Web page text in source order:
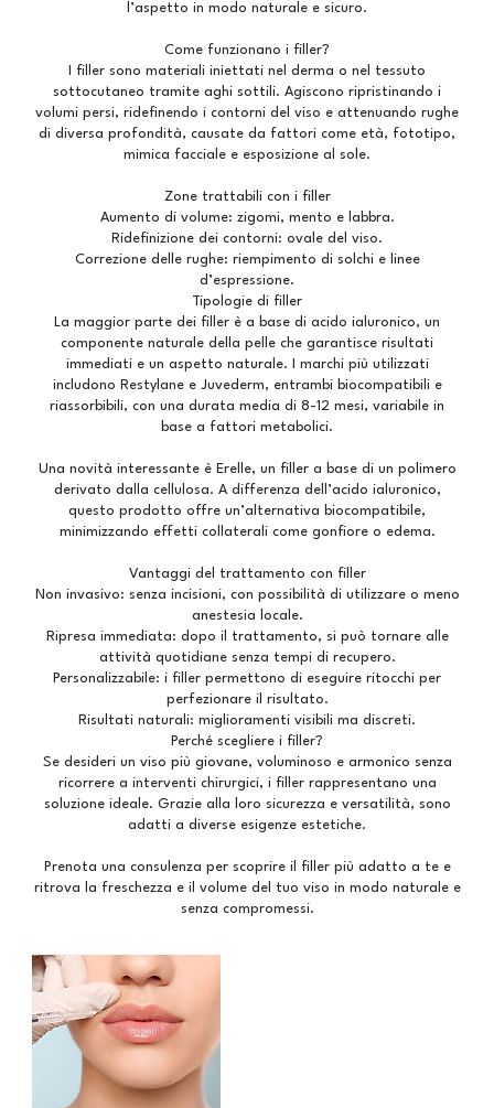
l’aspetto in modo naturale e sicuro.
Come funzionano i filler?
I filler sono materiali iniettati nel derma o nel tessuto
sottocutaneo tramite aghi sottili. Agiscono ripristinando i
volumi persi, ridefinendo i contorni del viso e attenuando rughe
di diversa profondità, causate da fattori come età, fototipo,
mimica facciale e esposizione al sole.
Zone trattabili con i filler
Aumento di volume: zigomi, mento e labbra.
Ridefinizione dei contorni: ovale del viso.
Correzione delle rughe: riempimento di solchi e linee
d’espressione.
Tipologie di filler
La maggior parte dei filler è a base di acido ialuronico, un
componente naturale della pelle che garantisce risultati
immediati e un aspetto naturale. I marchi più utilizzati
includono Restylane e Juvederm, entrambi biocompatibili e
riassorbibili, con una durata media di 8-12 mesi, variabile in
base a fattori metabolici.
Una novità interessante è Erelle, un filler a base di un polimero
derivato dalla cellulosa. A differenza dell’acido ialuronico,
questo prodotto offre un’alternativa biocompatibile,
minimizzando effetti collaterali come gonfiore o edema.
Vantaggi del trattamento con filler
Non invasivo: senza incisioni, con possibilità di utilizzare o meno
anestesia locale.
Ripresa immediata: dopo il trattamento, si può tornare alle
attività quotidiane senza tempi di recupero.
Personalizzabile: i filler permettono di eseguire ritocchi per
perfezionare il risultato.
Risultati naturali: miglioramenti visibili ma discreti.
Perché scegliere i filler?
Se desideri un viso più giovane, voluminoso e armonico senza
ricorrere a interventi chirurgici, i filler rappresentano una
soluzione ideale. Grazie alla loro sicurezza e versatilità, sono
adatti a diverse esigenze estetiche.
Prenota una consulenza per scoprire il filler più adatto a te e
ritrova la freschezza e il volume del tuo viso in modo naturale e
senza compromessi.